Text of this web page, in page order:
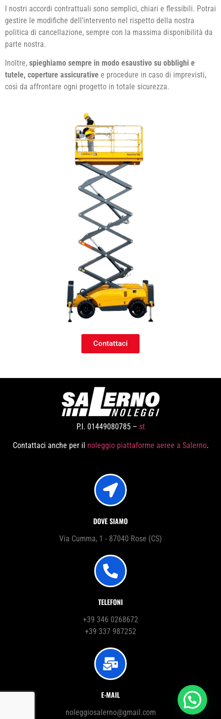
I nostri accordi contrattuali sono semplici, chiari e flessibili. Potrai
gestire le modifiche dell’intervento nel rispetto della nostra
politica di cancellazione, sempre con la massima disponibilità da
parte nostra.
Inoltre, spieghiamo sempre in modo esaustivo su obblighi e
tutele, coperture assicurative e procedure in caso di imprevisti,
così da affrontare ogni progetto in totale sicurezza.
Contattaci
P.I. 01449080785 – st
Contattaci anche per il noleggio piattaforme aeree a Salerno.
DOVE SIAMO
Via Cumma, 1 - 87040 Rose (CS)
TELEFONI
+39 346 0268672
+39 337 987252
E-MAIL
noleggiosalerno@gmail.com